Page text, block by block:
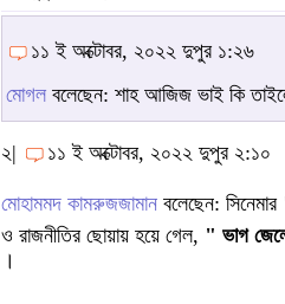
১১ ই অক্টোবর, ২০২২ দুপুর ১:২৬
মোগল বলেছেন: শাহ আজিজ ভাই কি
২| ১১ ই অক্টোবর, ২০২২ দুপুর ২:১০
মোহামমদ কামরুজজামান বলেছেন: সিনেমার
ও রাজনীতির ছোয়ায় হয়ে গেল, " ভাগ
।